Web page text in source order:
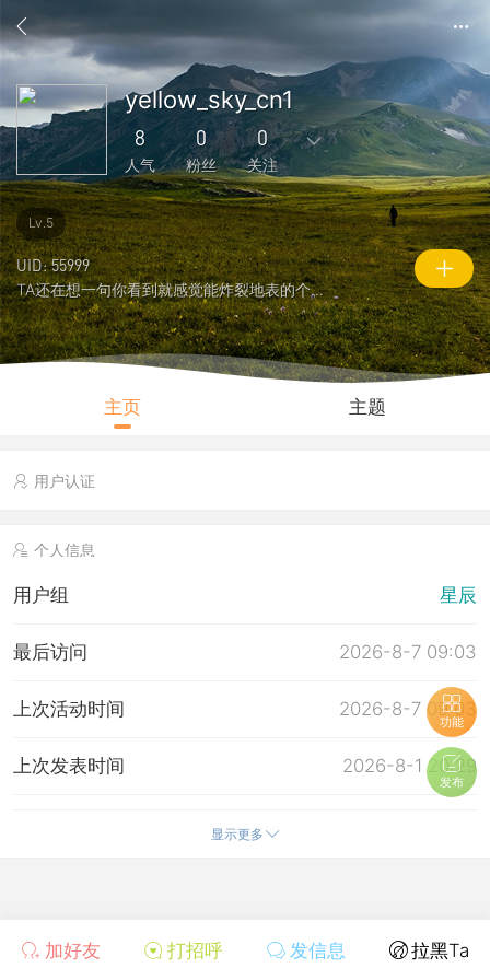
加好友 打招呼 发信息 拉黑Ta
yellow_sky_cn1
8
人气
0
粉丝
0
关注
0
主题
868
回复
1
好友
0
粉丝
0
关注
0
说说
8
人气
2263
积分
Lv.5
UID: 55999
TA还在想一句你看到就感觉能炸裂地表的个性签名
主页 主题
用户认证
个人信息
用户组 星辰
2026-8-7 09:03
最后访问
2026-8-7 09:03
上次活动时间
2026-8-1 20:29
上次发表时间
显示更多
功能
发布